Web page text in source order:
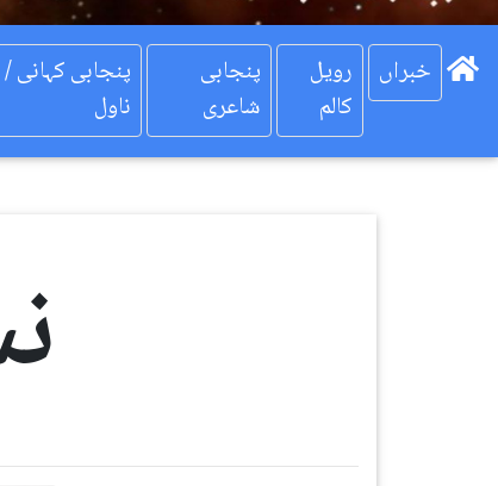
پنجابی کہانی /
ناول
پنجابی
شاعری
رویل
کالم
خبراں